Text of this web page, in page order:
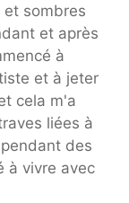
et sombres
et après
à
et à jeter
cela m'a
liées à
des
à vivre avec